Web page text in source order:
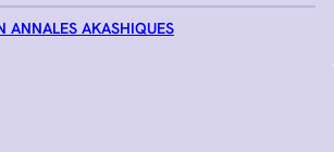
ANNALES AKASHIQUES